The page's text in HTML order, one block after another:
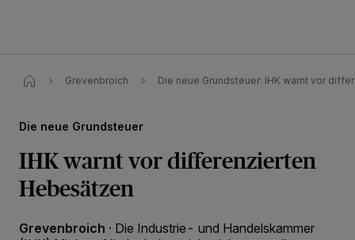
Grevenbroich Die neue Grundsteuer: IHK warnt vor
Die neue Grundsteuer
IHK warnt vor differenzierten
Hebesätzen
Grevenbroich · Die Industrie- und Handelskammer